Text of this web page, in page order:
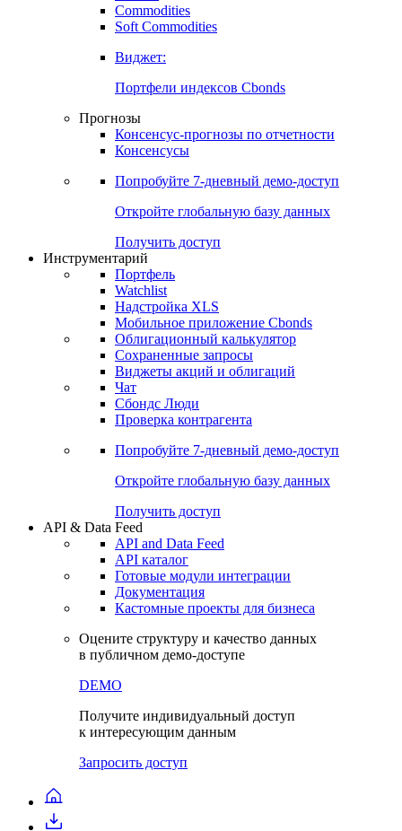
Commodities
Soft Commodities
Виджет:
Портфели индексов Cbonds
Прогнозы
Консенсус-прогнозы по отчетности
Консенсусы
Попробуйте 7-дневный демо-доступ
Откройте глобальную базу данных
Получить доступ
Инструментарий
Портфель
Watchlist
Надстройка XLS
Мобильное приложение Cbonds
Облигационный калькулятор
Сохраненные запросы
Виджеты акций и облигаций
Чат
Сбондс Люди
Проверка контрагента
Попробуйте 7-дневный демо-доступ
Откройте глобальную базу данных
Получить доступ
API & Data Feed
API and Data Feed
API каталог
Готовые модули интеграции
Документация
Кастомные проекты для бизнеса
Оцените структуру и качество данных
в публичном демо-доступе
DEMO
Получите индивидуальный доступ
к интересующим данным
Запросить доступ